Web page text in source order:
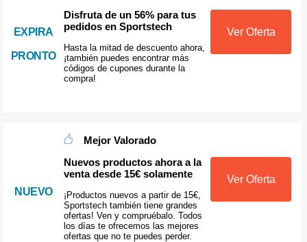
EXPIRA
PRONTO
Disfruta de un 56% para tus
pedidos en Sportstech
Hasta la mitad de descuento ahora,
¡también puedes encontrar más
códigos de cupones durante la
compra!
Ver Oferta
NUEVO
Mejor Valorado
Nuevos productos ahora a la
venta desde 15€ solamente
¡Productos nuevos a partir de 15€,
Sportstech también tiene grandes
ofertas! Ven y compruébalo. Todos
los días te ofrecemos las mejores
ofertas que no te puedes perder.
Ver Oferta